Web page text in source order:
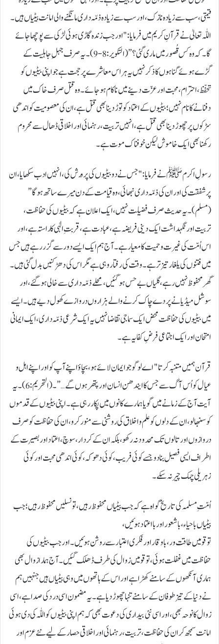
قیمتی، سب سے زیادہ نازک، اور سب سے زیادہ ذمّہ داری مانگنے والی امانت بیٹیاں ہیں۔
اللّٰہ تعالیٰ نے قرآنِ کریم میں فرمایا: "اور جب زندہ گاڑی ہوئی لڑکی سے پوچھا جائے
گا۔ کہ وہ کس قُصور میں مار ی گئی؟” (التکویر: 8-9)۔ یہ صرف جہلِ جاہلیت کے
گڑے ہوئے گناہوں کا ذکر نہیں یہ ہر اس معاشرے پر حجت ہے جو اپنی بیٹیوں کو
تحفّظ، احترام، محبت اور عزّت دینے میں ناکام ہو جائے۔ وہ قتل صرف خاک میں
دفنانے کا نام نہیں؛ بیٹیوں کے اعتماد کو توڑ دینا بھی قتل ہے، ان کی معصومیت کو اندھی
سڑکوں پر چھوڑ دینا بھی قتل ہے، انہیں تربیت، رہنمائی اور اخلاقی ڈھال سے محروم
رکھنا بھی ایک خاموش لیکن خوفناک موت ہے۔
رسولِ اکرمﷺ نے فرمایا: "جس نے دو بیٹیوں کی پرورش کی، انہیں ادب سکھایا، ان
پر شفقت کی اور ان کی ذمّہ داری نبھائی، وہ قیامت کے دن میرے ساتھ ہوگا”
(مسلم)۔ یہ حدیث صرف فضیلت نہیں، ایک اعلان ہے کہ بیٹیوں کی حفاظت،
تربیت اور نگہداشت ایک دینی فریضہ ہے، عبادت ہے، قربتِ الٰہی کا راستہ ہے، اور
اس اُمّت کی غیرت و حمیت کا معیار ہے۔ آج ہم ایک ایسے دور سے گزر رہے ہیں جس
میں فتنوں کی یلغار تیز تر ہے۔ وقت کی رفتار وہی ہے مگر اس کی دھڑکنیں بدل گئی ہیں۔
گھر محفوظ نہیں رہے، گلیاں بے حس ہو گئیں، محلے ذمّہ داری سے خالی ہو گئے، اور
سوشل میڈیا نے پردے چاک کرنے والے ہزاروں دروازے کھول دیے ہیں۔ ایسے
میں بیٹیوں کی حفاظت محض ایک سماجی تقاضا نہیں یہ ایک شرعی ذمّہ داری، ایک ایمانی
امتحان اور ایک اجتماعی فرضِ کفایہ ہے۔
قرآن ہمیں متنبہ کرتا "اے لوگو جو ایمان لائے ہو، بچاؤ اپنے آپ کو اور اپنے اہل و
عیال کو اُس آگ سے جس کا ایندھن انسان اور پتھر ہوں گے…”۔ (التحریم: 6)۔ یہ
آیت آج کے زمانے میں گویا ہمارے کانوں میں پکار رہی ہے۔ اپنی بیٹیوں کے قدموں
کو سنبھالو، ان کے دلوں کو علم و اخلاق کی روشنی سے منور کرو، ان کی حفاظت کو صرف
دروازوں اور تالوں تک محدود نہ رکھو، بلکہ ان کے کردار، سوچ، اعتماد اور بصیرت کے
اطراف ایسی فصیل بنا دو جسے کوئی فریب، کوئی دھوکہ، کوئی اندھی محبت اور کوئی
زہریلی چمک چیر نہ سکے۔
اُمّتِ مسلمہ کی تاریخ گواہ ہے کہ جب بیٹیاں محفوظ رہیں، تو نسلیں محفوظ رہیں؛ جب
بیٹیاں باحیاء، باشعور اور بااعتماد ہوئیں،
تو قومیں طاقت ور، باوقار اور فکری اعتبار سے روشن ہوئیں۔ اور جب بیٹیوں کی
حفاظت میں غفلت ہوئی، تو قومیں زوال کی طرف ڈھلک گئیں۔ آج ہمارا زوال بھی
ہماری آنکھوں کے سامنے کھڑا ہے اور اس کے ہاتھوں میں وہی بیٹیاں ہیں جنہیں ہم
نے دنیا کے تیز طوفان کے سامنے تنہا چھوڑ دیا ہے۔ یہ مضمون اسی درد کی صدا ہے، اسی
زوال کا نوحہ بھی، اور اسی نئی بیداری کی دعوت بھی کہ ہم اپنی بیٹیوں کو اللّٰہ کی دی ہوئی
امانت سمجھ کر ان کی حفاظت، تربیت، رہنمائی اور اخلاقی حصار کے لیے نئے عزم اور